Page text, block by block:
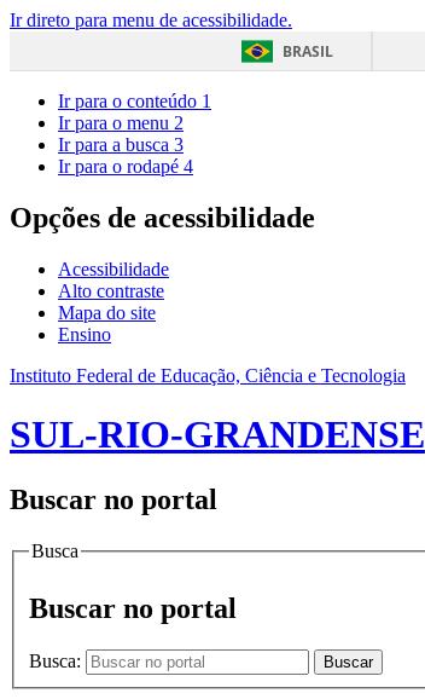
Ir direto para menu de acessibilidade.
BRASIL
Ir para o conteúdo 1
Ir para o menu 2
Ir para a busca 3
Ir para o rodapé 4
Opções de acessibilidade
Acessibilidade
Alto contraste
Mapa do site
Ensino
Instituto Federal de Educação, Ciência e Tecnologia
SUL-RIO-GRANDENSE
Buscar no portal
Busca
Buscar no portal
Busca: Buscar